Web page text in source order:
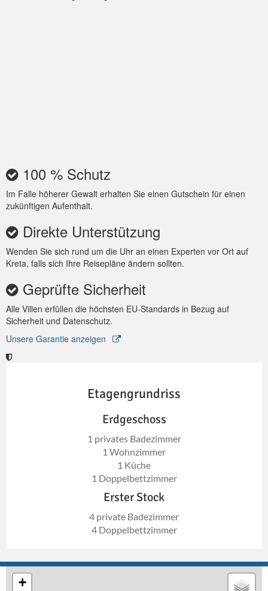
100 % Schutz
Im Falle höherer Gewalt erhalten Sie einen Gutschein für einen
zukünftigen Aufenthalt.
Direkte Unterstützung
Wenden Sie sich rund um die Uhr an einen Experten vor Ort auf
Kreta, falls sich Ihre Reisepläne ändern sollten.
Geprüfte Sicherheit
Alle Villen erfüllen die höchsten EU-Standards in Bezug auf
Sicherheit und Datenschutz.
Unsere Garantie anzeigen
Etagengrundriss
Erdgeschoss
1 privates Badezimmer
1 Wohnzimmer
1 Küche
1 Doppelbettzimmer
Erster Stock
4 private Badezimmer
4 Doppelbettzimmer
+